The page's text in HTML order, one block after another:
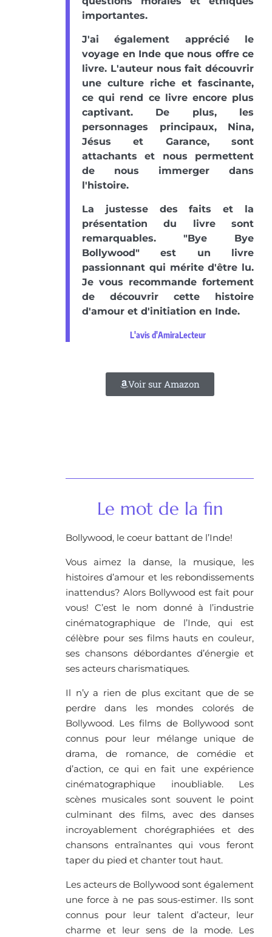
importantes.
J'ai également apprécié le
voyage en Inde que nous offre ce
livre. L'auteur nous fait découvrir
une culture riche et fascinante,
ce qui rend ce livre encore plus
captivant. De plus, les
personnages principaux, Nina,
Jésus et Garance, sont
attachants et nous permettent
de nous immerger dans
l'histoire.
La justesse des faits et la
présentation du livre sont
remarquables. "Bye Bye
Bollywood" est un livre
passionnant qui mérite d'être lu.
Je vous recommande fortement
de découvrir cette histoire
d'amour et d'initiation en Inde.
L'avis d'AmiraLecteur
Voir sur Amazon
Le mot de la fin​
Bollywood, le coeur battant de l’Inde!
Vous aimez la danse, la musique, les
histoires d’amour et les rebondissements
inattendus? Alors Bollywood est fait pour
vous! C’est le nom donné à l’industrie
cinématographique de l’Inde, qui est
célèbre pour ses films hauts en couleur,
ses chansons débordantes d’énergie et
ses acteurs charismatiques.
Il n’y a rien de plus excitant que de se
perdre dans les mondes colorés de
Bollywood. Les films de Bollywood sont
connus pour leur mélange unique de
drama, de romance, de comédie et
d’action, ce qui en fait une expérience
cinématographique inoubliable. Les
scènes musicales sont souvent le point
culminant des films, avec des danses
incroyablement chorégraphiées et des
chansons entraînantes qui vous feront
taper du pied et chanter tout haut.
Les acteurs de Bollywood sont également
une force à ne pas sous-estimer. Ils sont
connus pour leur talent d’acteur, leur
charme et leur sens de la mode. Les